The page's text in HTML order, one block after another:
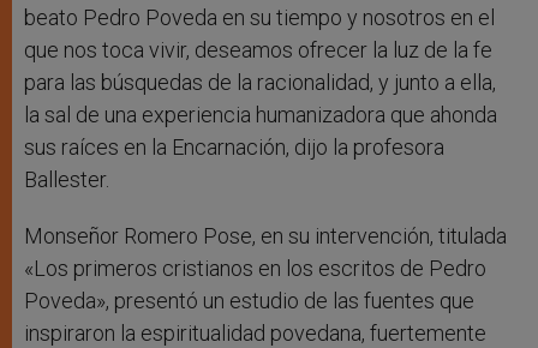
beato Pedro Poveda en su tiempo y nosotros en el
que nos toca vivir, deseamos ofrecer la luz de la fe
para las búsquedas de la racionalidad, y junto a ella,
la sal de una experiencia humanizadora que ahonda
sus raíces en la Encarnación, dijo la profesora
Ballester.
Monseñor Romero Pose, en su intervención, titulada
«Los primeros cristianos en los escritos de Pedro
Poveda», presentó un estudio de las fuentes que
inspiraron la espiritualidad povedana, fuertemente